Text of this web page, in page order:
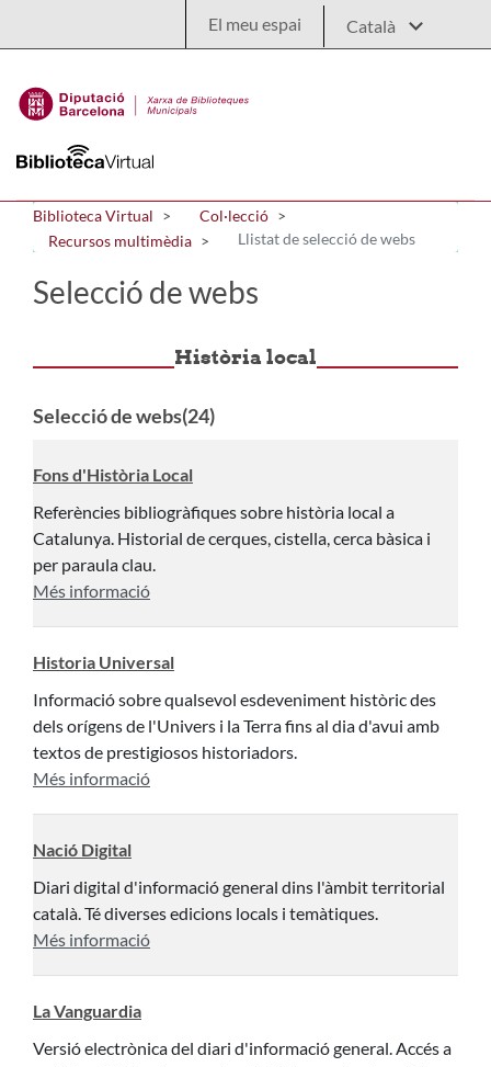
El meu espai
Biblioteca Virtual
Col·lecció
Recursos multimèdia
Llistat de selecció de webs
Selecció de webs
Història local
Selecció de webs(24)
Fons d'Història Local
Referències bibliogràfiques sobre història local a
Catalunya. Historial de cerques, cistella, cerca bàsica i
per paraula clau.
Més informació
Historia Universal
Informació sobre qualsevol esdeveniment històric des
dels orígens de l'Univers i la Terra fins al dia d'avui amb
textos de prestigiosos historiadors.
Més informació
Nació Digital
Diari digital d'informació general dins l'àmbit territorial
català. Té diverses edicions locals i temàtiques.
Més informació
La Vanguardia
Versió electrònica del diari d'informació general. Accés a